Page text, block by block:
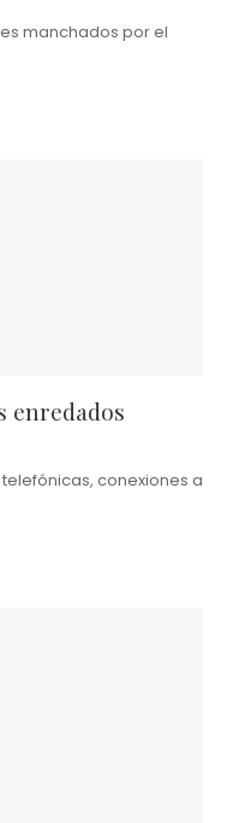
manchados por el
enredados
conexiones a